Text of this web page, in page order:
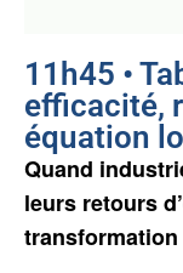
11h45 •
efficacité,
équation
Quand
leurs retours